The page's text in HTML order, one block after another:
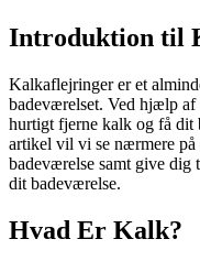
Introduktion til
Kalkaflejringer er et
badeværelset. Ved hjælp
hurtigt fjerne kalk og få dit
artikel vil vi se nærmere
badeværelse samt give
dit badeværelse.
Hvad Er Kalk?